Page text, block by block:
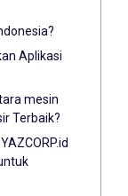
Aplikasi
mesin
Terbaik?